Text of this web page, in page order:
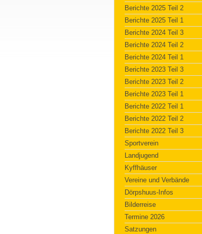
Berichte 2025 Teil 2
Berichte 2025 Teil 1
Berichte 2024 Teil 3
Berichte 2024 Teil 2
Berichte 2024 Teil 1
Berichte 2023 Teil 3
Berichte 2023 Teil 2
Berichte 2023 Teil 1
Berichte 2022 Teil 1
Berichte 2022 Teil 2
Berichte 2022 Teil 3
Sportverein
Landjugend
Kyffhäuser
Vereine und Verbände
Dörpshuus-Infos
Bilderreise
Termine 2026
Satzungen